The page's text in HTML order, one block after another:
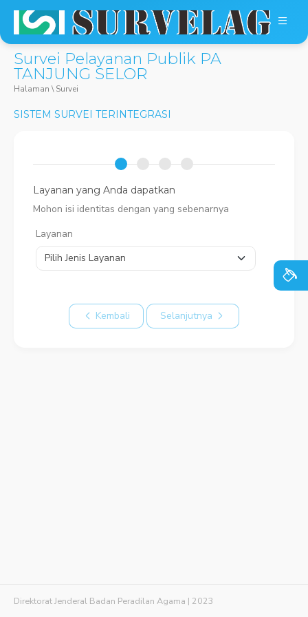
Survei Pelayanan Publik PA
TANJUNG SELOR
Halaman \Survei
SISTEM SURVEI TERINTEGRASI
Layanan yang Anda dapatkan
Mohon isi identitas dengan yang sebenarnya
Layanan
Kembali Selanjutnya
Direktorat Jenderal Badan Peradilan Agama | 2023